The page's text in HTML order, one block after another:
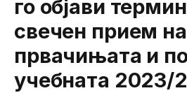
го објави
свечен прием на
првачињата и
учебната 2023/